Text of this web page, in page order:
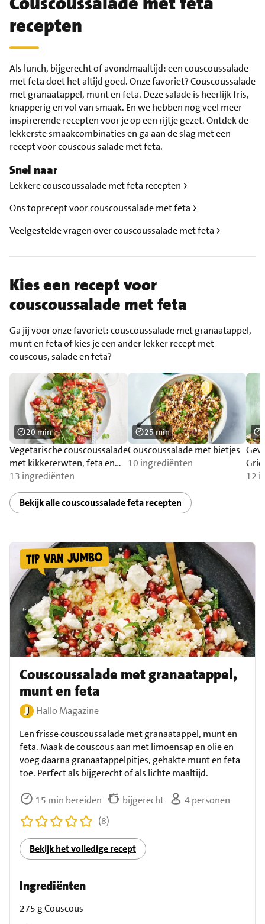
recepten
Als lunch, bijgerecht of avondmaaltijd: een couscoussalade
met feta doet het altijd goed. Onze favoriet? Couscoussalade
met granaatappel, munt en feta. Deze salade is heerlijk fris,
knapperig en vol van smaak. En we hebben nog veel meer
inspirerende recepten voor je op een rijtje gezet. Ontdek de
lekkerste smaakcombinaties en ga aan de slag met een
recept voor couscous salade met feta.
Snel naar
Lekkere couscoussalade met feta recepten
Ons toprecept voor couscoussalade met feta
Veelgestelde vragen over couscoussalade met feta
Kies een recept voor
couscoussalade met feta
Ga jij voor onze favoriet: couscoussalade met granaatappel,
munt en feta of kies je een ander lekker recept met
couscous, salade en feta?
Vegetarische couscoussalade
met kikkererwten, feta en
rozijnen
13 ingrediënten
20 min
Couscoussalade met bietjes
10 ingrediënten
25 min
12
Bekijk alle couscoussalade feta recepten
Couscoussalade met granaatappel,
munt en feta
Hallo Magazine
Een frisse couscoussalade met granaatappel, munt en
feta. Maak de couscous aan met limoensap en olie en
voeg daarna granaatappelpitjes, gehakte munt en feta
toe. Perfect als bijgerecht of als lichte maaltijd.
15 min bereiden bijgerecht
4 personen
(8)
Bekijk het volledige recept
Ingrediënten
275 g Couscous